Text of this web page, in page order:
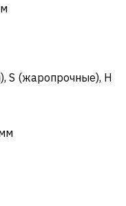
, S (жаропрочные), H